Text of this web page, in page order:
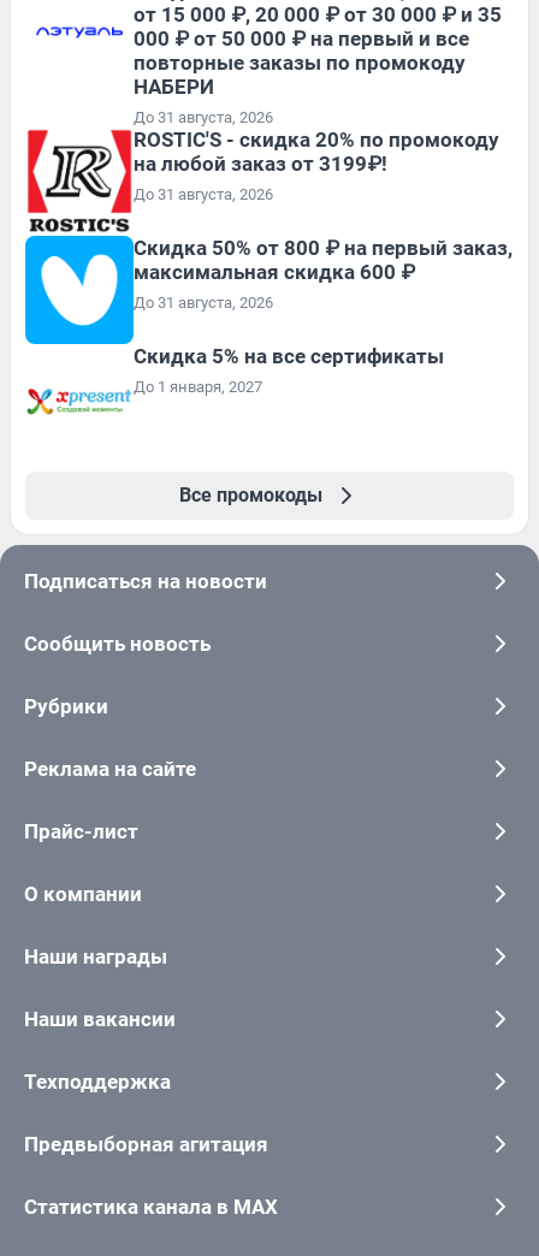
от 15 000 ₽, 20 000 ₽ от 30 000 ₽ и 35
000 ₽ от 50 000 ₽ на первый и все
повторные заказы по промокоду
НАБЕРИ
До 31 августа, 2026
ROSTIC'S - скидка 20% по промокоду
на любой заказ от 3199₽!
До 31 августа, 2026
Скидка 50% от 800 ₽ на первый заказ,
максимальная скидка 600 ₽
До 31 августа, 2026
Скидка 5% на все сертификаты
До 1 января, 2027
Все промокоды
Подписаться на новости
Сообщить новость
Рубрики
Реклама на сайте
Прайс-лист
О компании
Наши награды
Наши вакансии
Техподдержка
Предвыборная агитация
Статистика канала в MAX